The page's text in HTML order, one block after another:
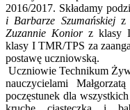
2016/2017. Składamy
i Barbarze Szumańskiejz
Zuzannie Koniorz klasy
klasy I TMR/TPS za
postawę uczniowską.
Uczniowie Technikum
nauczycielami
poczęstunek dla